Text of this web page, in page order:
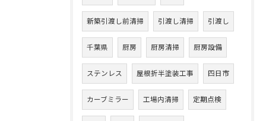
新築引渡し前清掃 引渡し清掃 引渡し
千葉県 厨房 厨房清掃 厨房設備
ステンレス 屋根折半塗装工事 四日市
カーブミラー 工場内清掃 定期点検